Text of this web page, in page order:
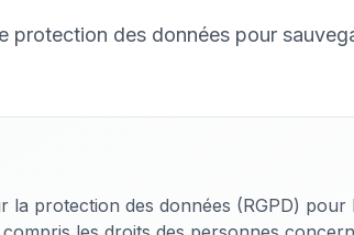
protection des données pour
protection des données (RGPD) pour